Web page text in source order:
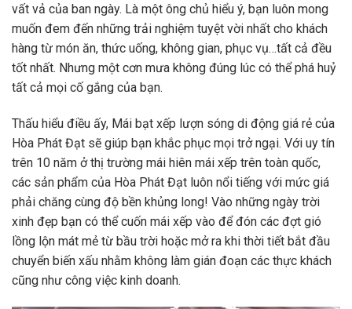
vất vả của ban ngày. Là một ông chủ hiểu ý, bạn luôn mong
muốn đem đến những trải nghiệm tuyệt vời nhất cho khách
hàng từ món ăn, thức uống, không gian, phục vụ…tất cả đều
tốt nhất. Nhưng một cơn mưa không đúng lúc có thể phá huỷ
tất cả mọi cố gắng của bạn.
Thấu hiểu điều ấy, Mái bạt xếp lượn sóng di động giá rẻ của
Hòa Phát Đạt sẽ giúp bạn khắc phục mọi trở ngại. Với uy tín
trên 10 năm ở thị trường mái hiên mái xếp trên toàn quốc,
các sản phẩm của Hòa Phát Đạt luôn nổi tiếng với mức giá
phải chăng cùng độ bền khủng long! Vào những ngày trời
xinh đẹp bạn có thể cuốn mái xếp vào để đón các đợt gió
lồng lộn mát mẻ từ bầu trời hoặc mở ra khi thời tiết bắt đầu
chuyển biến xấu nhằm không làm gián đoạn các thực khách
cũng như công việc kinh doanh.